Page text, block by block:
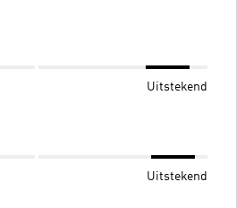
Uitstekend
Uitstekend